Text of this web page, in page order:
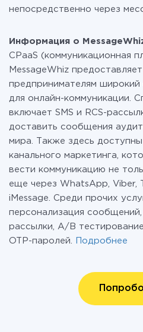
непосредственно через
Информация о
CPaaS (коммуникационная
MessageWhiz
предпринимателям широкий
для онлайн-коммуникации.
включает SMS и RCS-
доставить сообщения
мира. Также здесь
канального маркетинга,
вести коммуникацию не
еще через WhatsApp, Viber,
iMessage. Среди прочих
персонализация
рассылки, A/B
OTP-паролей.
Подробнее